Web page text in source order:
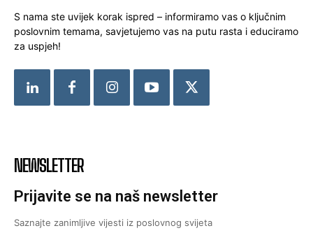
S nama ste uvijek korak ispred – informiramo vas o ključnim
poslovnim temama, savjetujemo vas na putu rasta i educiramo
za uspjeh!
NEWSLETTER
Prijavite se na naš newsletter
Saznajte zanimljive vijesti iz poslovnog svijeta